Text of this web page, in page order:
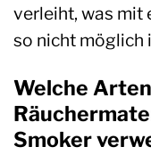
verleiht, was mit
so nicht möglich
Welche
Smoker